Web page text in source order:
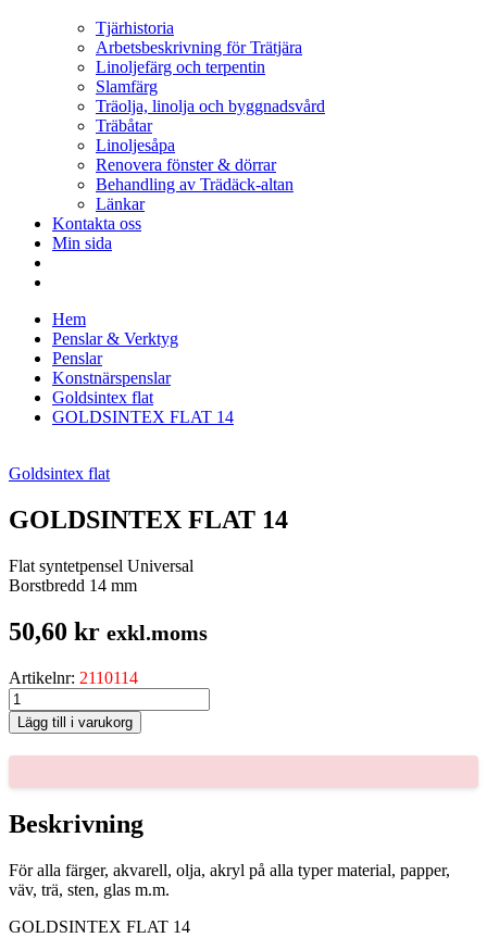
Tjärhistoria
Arbetsbeskrivning för Trätjära
Linoljefärg och terpentin
Slamfärg
Träolja, linolja och byggnadsvård
Träbåtar
Linoljesåpa
Renovera fönster & dörrar
Behandling av Trädäck-altan
Länkar
Kontakta oss
Min sida
Hem
Penslar & Verktyg
Penslar
Konstnärspenslar
Goldsintex flat
GOLDSINTEX FLAT 14
Goldsintex flat
GOLDSINTEX FLAT 14
Flat syntetpensel Universal
Borstbredd 14 mm
50,60 kr exkl.moms
Artikelnr: 2110114
GOLDSINTEX
FLAT
14
mängd
Lägg till i varukorg
Beskrivning
För alla färger, akvarell, olja, akryl på alla typer material, papper,
väv, trä, sten, glas m.m.
GOLDSINTEX FLAT 14